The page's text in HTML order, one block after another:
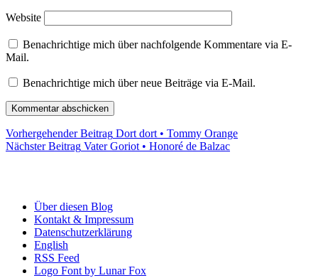
Website
Benachrichtige mich über nachfolgende Kommentare via E-
Mail.
Benachrichtige mich über neue Beiträge via E-Mail.
Beitragsnavigation
Vorhergehender Beitrag Previous
post:
Dort dort • Tommy Orange
Nächster Beitrag Next
Vater Goriot • Honoré de Balzac
Über diesen Blog
Kontakt & Impressum
Datenschutzerklärung
English
RSS Feed
Logo Font by Lunar Fox